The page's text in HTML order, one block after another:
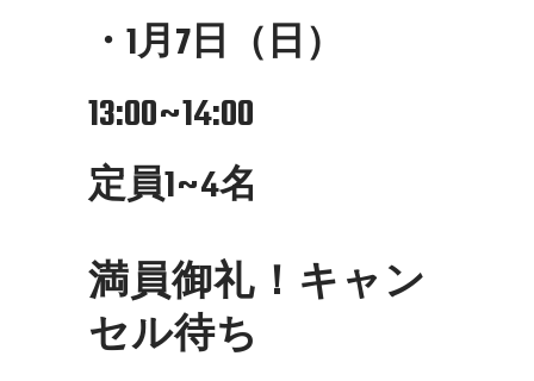
・1月7日（日）
13:00~14:00
定員1~4名
満員御礼！キャン
セル待ち